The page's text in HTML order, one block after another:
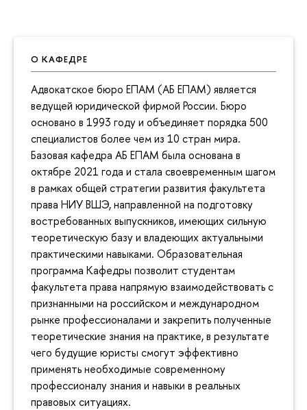
О КАФЕДРЕ
Адвокатское бюро ЕПАМ (АБ ЕПАМ) является
ведущей юридической фирмой России. Бюро
основано в 1993 году и объединяет порядка 500
специалистов более чем из 10 стран мира.
Базовая кафедра АБ ЕПАМ была основана в
октябре 2021 года и стала своевременным шагом
в рамках общей стратегии развития факультета
права НИУ ВШЭ, направленной на подготовку
востребованных выпускников, имеющих сильную
теоретическую базу и владеющих актуальными
практическими навыками. Образовательная
программа Кафедры позволит студентам
факультета права напрямую взаимодействовать с
признанными на российском и международном
рынке профессионалами и закрепить полученные
теоретические знания на практике, в результате
чего будущие юристы смогут эффективно
применять необходимые современному
профессионалу знания и навыки в реальных
правовых ситуациях.